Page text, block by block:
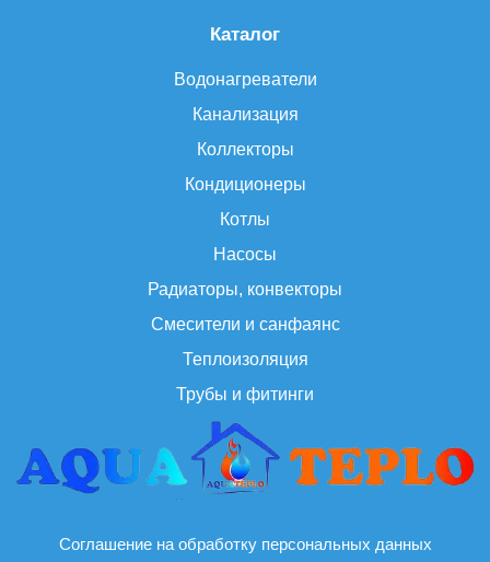
Каталог
Водонагреватели
Канализация
Коллекторы
Кондиционеры
Котлы
Насосы
Радиаторы, конвекторы
Смесители и санфаянс
Теплоизоляция
Трубы и фитинги
Соглашение на обработку персональных данных